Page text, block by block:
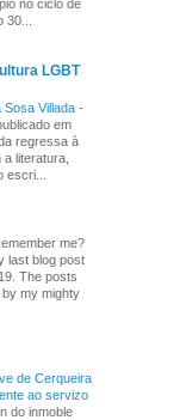
no ciclo de
LGBT
Sosa Villada -
em
regressa à
literatura,
me?
last blog post
The posts
my mighty
de Cerqueira
ao servizo
do inmoble